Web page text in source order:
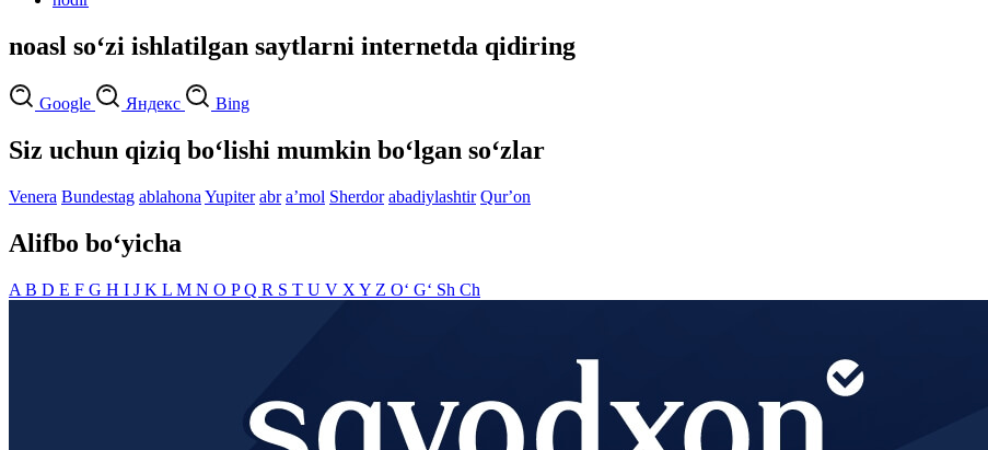
noasl so‘zi ishlatilgan saytlarni internetda qidiring
Google Яндекс Bing
Siz uchun qiziq bo‘lishi mumkin bo‘lgan so‘zlar
Venera Bundestag ablahona Yupiter abr aʼmol Sherdor abadiylashtir Qurʼon
Alifbo bo‘yicha
A B D E F G H I J K L M N O PQ R S T U V X Y Z O‘ G‘ Sh Ch